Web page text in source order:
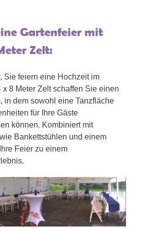
Gartenfeier mit
Zelt:
Sie feiern eine Hochzeit im
x 8 Meter Zelt schaffen Sie einen
in dem sowohl eine Tanzfläche
für Ihre Gäste
können. Kombiniert mit
Bankettstühlen und einem
Feier zu einem